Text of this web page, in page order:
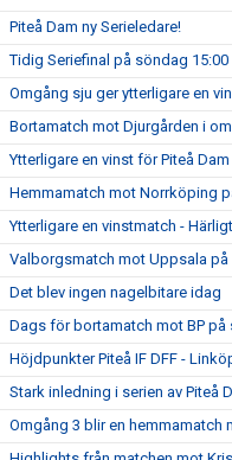
Piteå Dam ny Serieledare!
Tidig Seriefinal på söndag 15:00
Omgång sju ger ytterligare en
Bortamatch mot Djurgården i
Ytterligare en vinst för Piteå Dam
Hemmamatch mot Norrköping
Ytterligare en vinstmatch - Härligt
Valborgsmatch mot Uppsala
Det blev ingen nagelbitare idag
Dags för bortamatch mot BP på
Höjdpunkter Piteå IF DFF -
Stark inledning i serien av Piteå
Omgång 3 blir en hemmamatch